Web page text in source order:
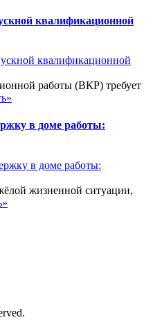
квалификационной
работы (ВКР) требует
в доме работы:
жизненной ситуации,